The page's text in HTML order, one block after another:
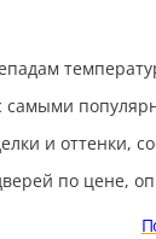
самыми
и оттенки,
по цене,